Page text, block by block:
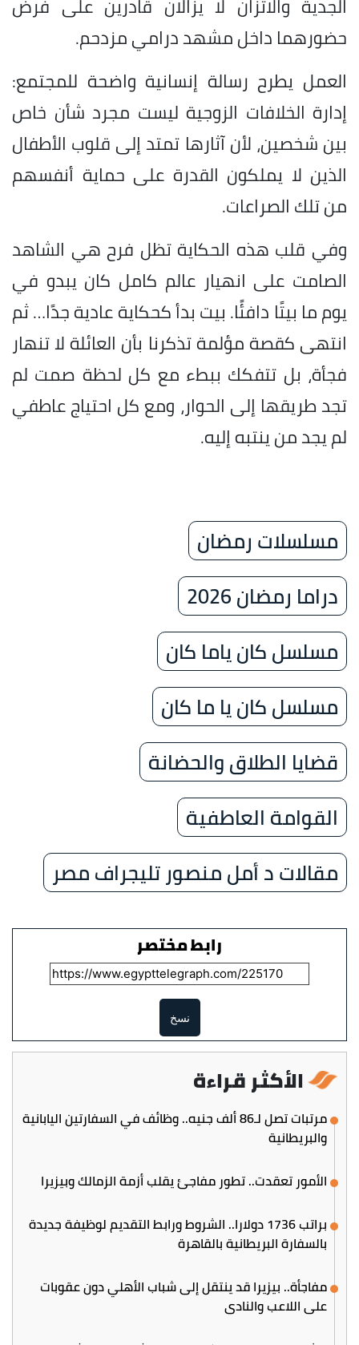
حضورهما داخل مشهد درامي مزدحم.
العمل يطرح رسالة إنسانية واضحة للمجتمع:
إدارة الخلافات الزوجية ليست مجرد شأن خاص
بين شخصين، لأن آثارها تمتد إلى قلوب الأطفال
الذين لا يملكون القدرة على حماية أنفسهم
من تلك الصراعات.
وفي قلب هذه الحكاية تظل فرح هي الشاهد
الصامت على انهيار عالم كامل كان يبدو في
يوم ما بيتًا دافئًا. بيت بدأ كحكاية عادية جدًا… ثم
انتهى كقصة مؤلمة تذكرنا بأن العائلة لا تنهار
فجأة، بل تتفكك ببطء مع كل لحظة صمت لم
تجد طريقها إلى الحوار، ومع كل احتياج عاطفي
لم يجد من ينتبه إليه.
مسلسلات رمضان
دراما رمضان 2026
مسلسل كان ياما كان
مسلسل كان يا ما كان
قضايا الطلاق والحضانة
القوامة العاطفية
مقالات د أمل منصور تليجراف مصر
رابط مختصر
نسخ
الأكثر قراءة
مرتبات تصل لـ86 ألف جنيه.. وظائف في السفارتين اليابانية
والبريطانية
الأمور تعقدت.. تطور مفاجئ يقلب أزمة الزمالك وبيزيرا
براتب 1736 دولارا.. الشروط ورابط التقديم لوظيفة جديدة
بالسفارة البريطانية بالقاهرة
مفاجأة.. بيزيرا قد ينتقل إلى شباب الأهلي دون عقوبات
على اللاعب والنادي